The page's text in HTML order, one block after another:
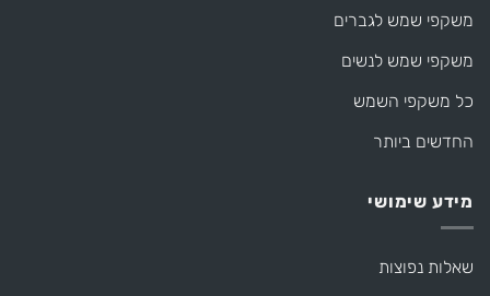
משקפי שמש לגברים
משקפי שמש לנשים
כל משקפי השמש
החדשים ביותר
מידע שימושי
שאלות נפוצות